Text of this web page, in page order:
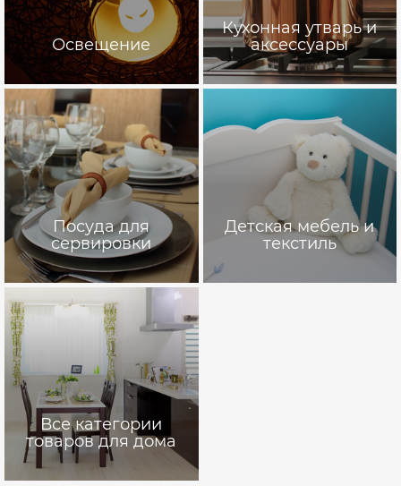
Освещение
Кухонная утварь и
аксессуары
Посуда для
сервировки
Детская мебель и
текстиль
Все категории
товаров для дома